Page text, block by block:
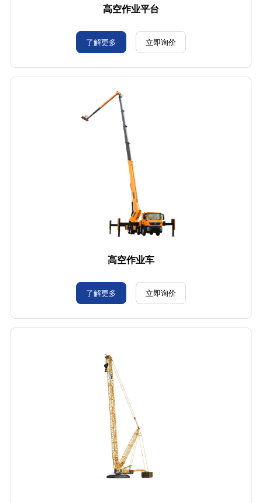
高空作业平台
了解更多 立即询价
高空作业车
了解更多 立即询价